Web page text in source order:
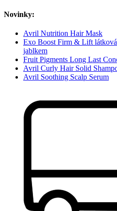
Novinky:
Avril Nutrition Hair Mask
Exo Boost Firm & Lift
jablkem
Fruit Pigments Long Last
Avril Curly Hair Solid
Avril Soothing Scalp Serum